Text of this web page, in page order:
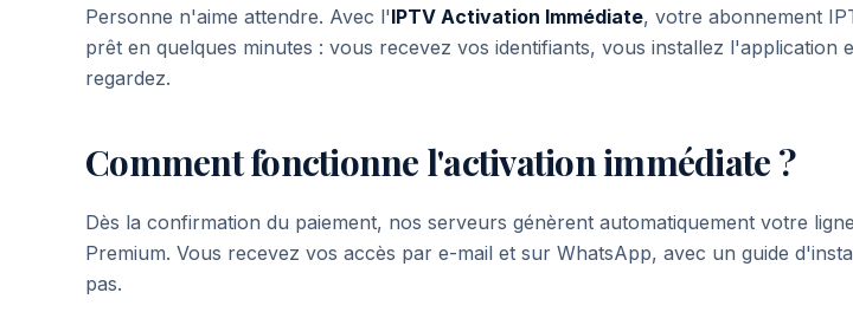
Personne n'aime attendre. Avec l'IPTV Activation Immédiate, votre abonnement
prêt en quelques minutes : vous recevez vos identifiants, vous installez l'application
regardez.
Comment fonctionne l'activation immédiate ?
Dès la confirmation du paiement, nos serveurs génèrent automatiquement votre
Premium. Vous recevez vos accès par e-mail et sur WhatsApp, avec un guide
pas.